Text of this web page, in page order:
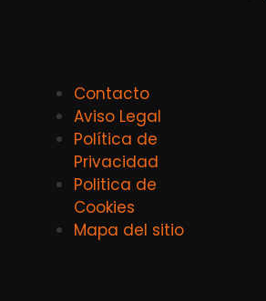
Contacto
Aviso Legal
Política de
Privacidad
Politica de
Cookies
Mapa del sitio